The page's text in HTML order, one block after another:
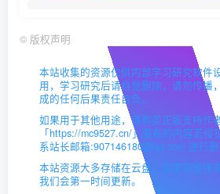
© 版权声明
本站收集的资源仅供内部学习研究软件
用，学习研究后请自觉删除，请勿传播
成的任何后果责任自负。
如果用于其他用途，请购买正版支持作
「https://mc9527.cn/」发布的内容若侵
系站长邮箱:907146180@qq.com 进行删
本站资源大多存储在云盘，如发现链接
我们会第一时间更新。